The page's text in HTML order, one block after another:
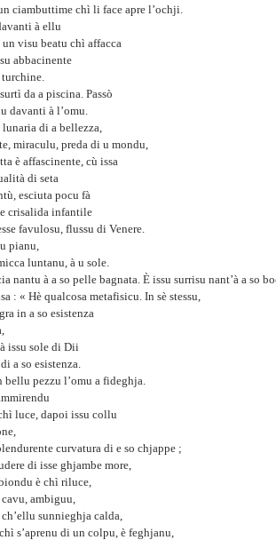
ciambuttime chì li face apre l’ochji.
à ellu
visu beatu chì affacca
abbacinente
turchine.
da a piscina. Passò
davanti à l’omu.
di a bellezza,
miraculu, preda di u mondu,
è affascinente, cù issa
di seta
esciuta pocu fà
crisalida infantile
favulosu, flussu di Venere.
pianu,
luntanu, à u sole.
nantu à a so pelle bagnata. È issu surrisu nant’à a so
: « Hè qualcosa metafisicu. In sè stessu,
in a so esistenza
issu sole di Dii
a so esistenza.
bellu pezzu l’omu a fideghja.
luce, dapoi issu collu
curvatura di e so chjappe ;
di isse ghjambe more,
è chì riluce,
ambiguu,
ch’ellu sunnieghja calda,
s’aprenu di un colpu, è feghjanu,